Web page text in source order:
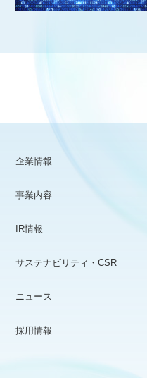
企業情報
事業内容
IR情報
サステナビリティ・CSR
ニュース
採用情報